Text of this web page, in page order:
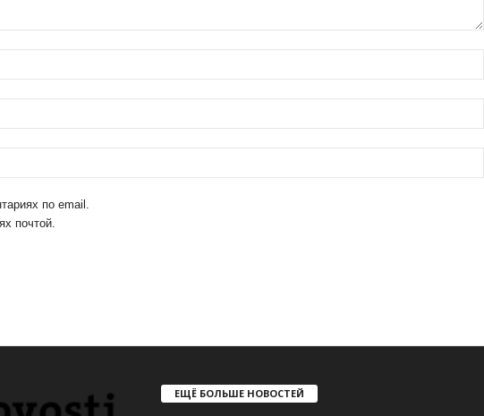
по email.
почтой.
ЕЩЁ БОЛЬШЕ НОВОСТЕЙ